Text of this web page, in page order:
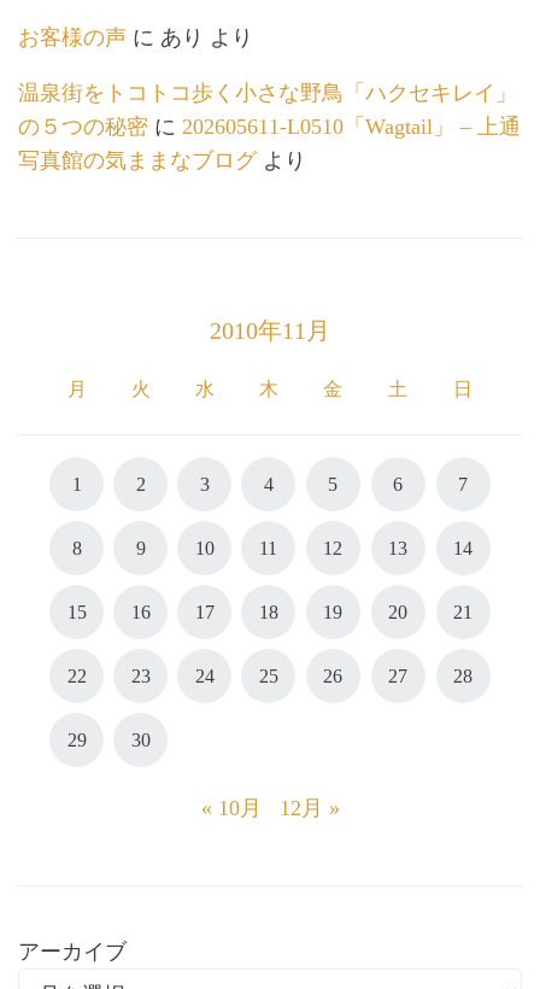
お客様の声 に あり より
温泉街をトコトコ歩く小さな野鳥「ハクセキレイ」
の５つの秘密 に 202605611-L0510「Wagtail」 – 上通
写真館の気ままなブログより
2010年11月
月 火 水 木 金 土 日
1 2 3 4 5 6 7
8 9 10 11 12 13 14
15 16 17 18 19 20 21
22 23 24 25 26 27 28
29 30
« 10月 12月 »
アーカイブ